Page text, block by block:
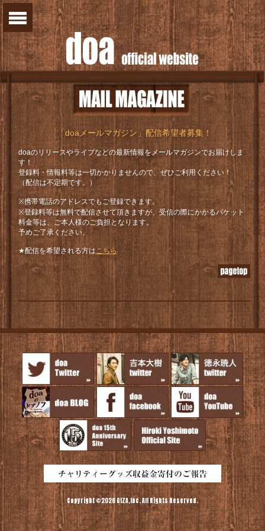
「doaメールマガジン」配信希望者募集！
doaのリリースやライブなどの最新情報をメールマガジンでお届けしま
す！
登録料・情報料等は一切かかりませんので、ぜひご利用ください！
（配信は不定期です。）
※携帯電話のアドレスでもご登録できます。
※登録料等は無料で配信させて頂きますが、受信の際にかかるパケット
料金等は、ご本人様のご負担となります。
予めご了承ください。
★配信を希望される方はこちら
Copyright ©2026 GIZA,Inc. All Rights Reserved.